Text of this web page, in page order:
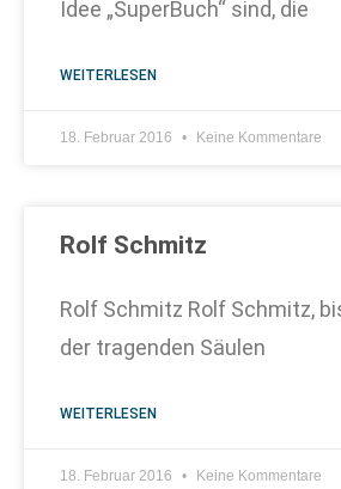
Idee „SuperBuch“ sind, die
WEITERLESEN
18. Februar 2016 Keine Kommentare
Rolf Schmitz
Rolf Schmitz Rolf Schmitz,
der tragenden Säulen
WEITERLESEN
18. Februar 2016 Keine Kommentare